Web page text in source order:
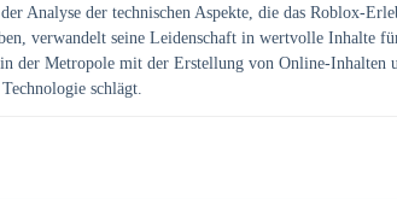
Analyse der technischen Aspekte, die das Roblox-
verwandelt seine Leidenschaft in wertvolle Inhalte
der Metropole mit der Erstellung von Online-Inhalten
schlägt.